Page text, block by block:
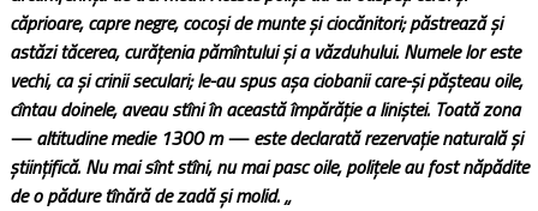
căprioare, capre negre, cocoşi de munte şi ciocănitori; păstrează şi
astăzi tăcerea, curăţenia pămîntului şi a văzduhului. Numele lor este
vechi, ca şi crinii seculari; le-au spus aşa ciobanii care-şi păşteau oile,
cîntau doinele, aveau stîni în această împărăţie a liniştei. Toată zona
— altitudine medie 1300 m — este declarată rezervaţie naturală şi
ştiinţifică. Nu mai sînt stîni, nu mai pasc oile, poliţele au fost năpădite
de o pădure tînără de zadă şi molid. „